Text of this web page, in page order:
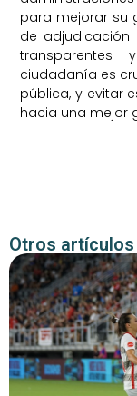
para mejorar su
de adjudicación
ciudadanía es
pública, y evitar
hacia una mejor
Otros